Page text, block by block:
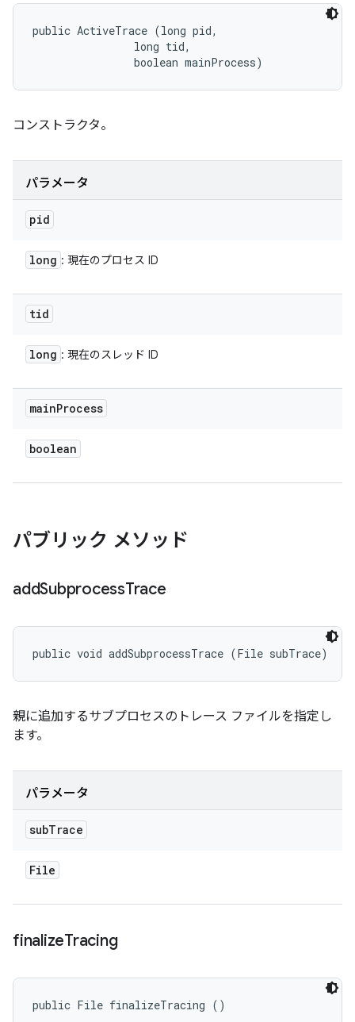
public ActiveTrace (long pid,
                long tid,
                boolean mainProcess)
コンストラクタ。
パラメータ
pid
long : 現在のプロセス ID
tid
long : 現在のスレッド ID
mainProcess
boolean
パブリック メソッド
addSubprocessTrace
public void addSubprocessTrace (File subTrace)
親に追加するサブプロセスのトレース ファイルを指定し
ます。
パラメータ
subTrace
File
finalizeTracing
public File finalizeTracing ()